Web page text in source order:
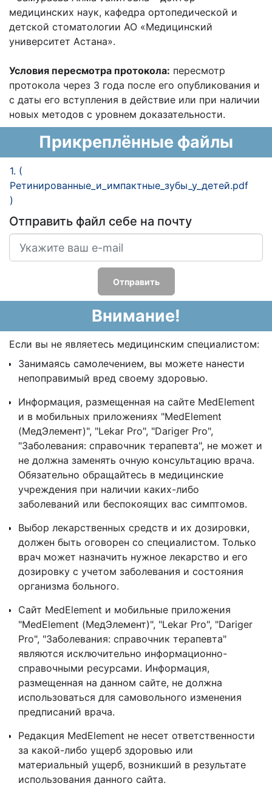
медицинских наук, кафедра ортопедической и
детской стоматологии АО «Медицинский
университет Астана».
Условия пересмотра протокола: пересмотр
протокола через 3 года после его опубликования и
с даты его вступления в действие или при наличии
новых методов с уровнем доказательности.
Прикреплённые файлы
1. (
Ретинированные_и_импактные_зубы_у_детей.pdf
)
Отправить файл себе на почту
Отправить
Внимание!
Если вы не являетесь медицинским специалистом:
Занимаясь самолечением, вы можете нанести
непоправимый вред своему здоровью.
Информация, размещенная на сайте MedElement
и в мобильных приложениях "MedElement
(МедЭлемент)", "Lekar Pro", "Dariger Pro",
"Заболевания: справочник терапевта", не может и
не должна заменять очную консультацию врача.
Обязательно обращайтесь в медицинские
учреждения при наличии каких-либо
заболеваний или беспокоящих вас симптомов.
Выбор лекарственных средств и их дозировки,
должен быть оговорен со специалистом. Только
врач может назначить нужное лекарство и его
дозировку с учетом заболевания и состояния
организма больного.
Сайт MedElement и мобильные приложения
"MedElement (МедЭлемент)", "Lekar Pro", "Dariger
Pro", "Заболевания: справочник терапевта"
являются исключительно информационно-
справочными ресурсами. Информация,
размещенная на данном сайте, не должна
использоваться для самовольного изменения
предписаний врача.
Редакция MedElement не несет ответственности
за какой-либо ущерб здоровью или
материальный ущерб, возникший в результате
использования данного сайта.